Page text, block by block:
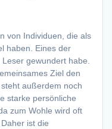
von Individuen, die als
haben. Eines der
gewundert habe.
Ziel den
außerdem noch
starke persönliche
zum Wohle wird oft
ist die